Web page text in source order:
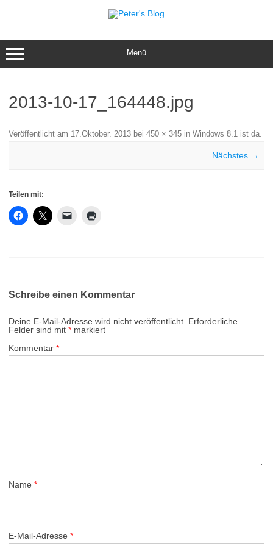
Menü
2013-10-17_164448.jpg
Veröffentlicht am 17.Oktober. 2013 bei 450 × 345 in Windows 8.1 ist da.
Nächstes →
Teilen mit:
Schreibe einen Kommentar
Deine E-Mail-Adresse wird nicht veröffentlicht. Erforderliche
Felder sind mit * markiert
Kommentar *
Name *
E-Mail-Adresse *